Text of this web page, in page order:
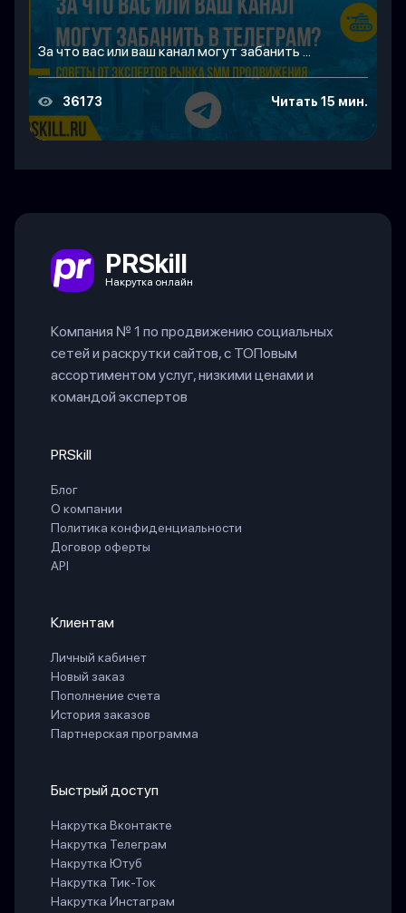
За что вас или ваш канал могут забанить ...
36173 Читать 15 мин.
PRSkill
Накрутка онлайн
Компания № 1 по продвижению социальных
сетей и раскрутки сайтов, с ТОПовым
ассортиментом услуг, низкими ценами и
командой экспертов
PRSkill
Блог
О компании
Политика конфиденциальности
Договор оферты
API
Клиентам
Личный кабинет
Новый заказ
Пополнение счета
История заказов
Партнерская программа
Быстрый доступ
Накрутка Вконтакте
Накрутка Телеграм
Накрутка Ютуб
Накрутка Тик-Ток
Накрутка Инстаграм